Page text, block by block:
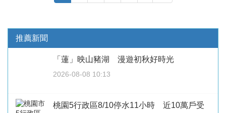
推薦新聞
「蓮」映山豬湖 漫遊初秋好時光
2026-08-08 10:13
桃園5行政區8/10停水11小時 近10萬戶受